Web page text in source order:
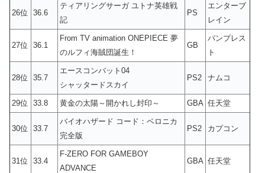
26位 36.6
ティアリングサーガ ユトナ英雄戦
記
PS
エンターブ
レイン
27位 36.1
From TV animation ONEPIECE 夢
のルフィ海賊団誕生！
GB
バンプレス
ト
28位 35.7
エースコンバット04
シャッタードスカイ
PS2 ナムコ
29位 33.8 黄金の太陽～開かれし封印～ GBA 任天堂
30位 33.7
バイオハザード コード：ベロニカ
完全版
PS2 カプコン
31位 33.4
F-ZERO FOR GAMEBOY
ADVANCE
GBA 任天堂